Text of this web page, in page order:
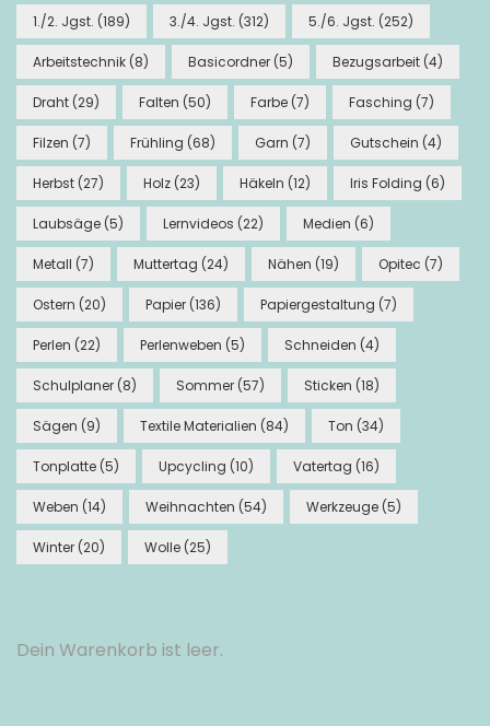
1./2. Jgst. (189) 3./4. Jgst. (312) 5./6. Jgst. (252)
Arbeitstechnik (8) Basicordner (5) Bezugsarbeit (4)
Draht (29) Falten (50) Farbe (7) Fasching (7)
Filzen (7) Frühling (68) Garn (7) Gutschein (4)
Herbst (27) Holz (23) Häkeln (12) Iris Folding (6)
Laubsäge (5) Lernvideos (22) Medien (6)
Metall (7) Muttertag (24) Nähen (19) Opitec (7)
Ostern (20) Papier (136) Papiergestaltung (7)
Perlen (22) Perlenweben (5) Schneiden (4)
Schulplaner (8) Sommer (57) Sticken (18)
Sägen (9) Textile Materialien (84) Ton (34)
Tonplatte (5) Upcycling (10) Vatertag (16)
Weben (14) Weihnachten (54) Werkzeuge (5)
Winter (20) Wolle (25)
Dein Warenkorb ist leer.